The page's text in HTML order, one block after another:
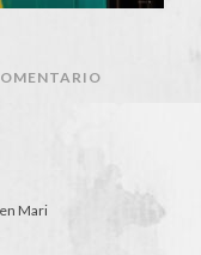
Mari